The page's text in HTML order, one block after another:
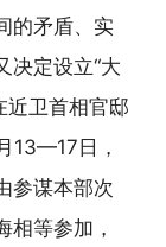
的矛盾、实
决定设立“大
卫首相官邸
13—17日，
参谋本部次
相等参加，